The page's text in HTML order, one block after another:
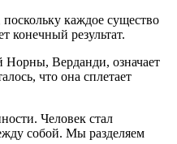
каждое существо
конечный результат.
Норны, Верданди, означает
что она сплетает
Человек стал
собой. Мы разделяем